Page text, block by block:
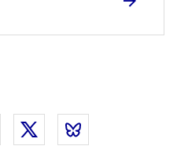
FacebookTwitter